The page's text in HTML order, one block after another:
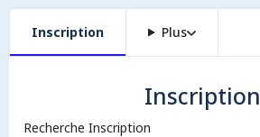
Inscription Plus
Inscription
Recherche Inscription